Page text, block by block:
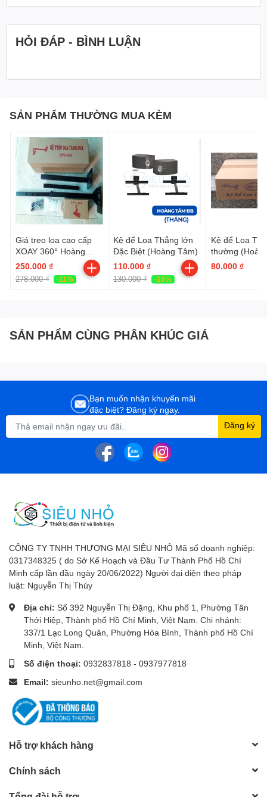
HỎI ĐÁP - BÌNH LUẬN
SẢN PHẨM THƯỜNG MUA KÈM
Giá treo loa cao cấp
XOAY 360° Hoàng
Tâm SPS808 + Tăng
đưa (Bộ)
250.000 ₫
278.000 ₫ -11%
Kệ để Loa Thẳng lớn
Đặc Biệt (Hoàng Tâm)
110.000 ₫
130.000 ₫ -16%
Kệ để Loa
thường
80.000 ₫
SẢN PHẨM CÙNG PHÂN KHÚC GIÁ
Bạn muốn nhận khuyến mãi
đặc biệt? Đăng ký ngay.
Đăng ký
CÔNG TY TNHH THƯƠNG MẠI SIÊU NHỎ Mã số doanh nghiệp:
0317348325 ( do Sở Kế Hoạch và Đầu Tư Thành Phố Hồ Chí
Minh cấp lần đầu ngày 20/06/2022) Người đại diện theo pháp
luật: Nguyễn Thị Thúy
Địa chỉ: Số 392 Nguyễn Thị Đặng, Khu phố 1, Phường Tân
Thới Hiệp, Thành phố Hồ Chí Minh, Việt Nam. Chi nhánh:
337/1 Lạc Long Quân, Phường Hòa Bình, Thành phố Hồ Chí
Minh, Việt Nam.
Số điện thoại: 0932837818 - 0937977818
Email: sieunho.net@gmail.com
Hỗ trợ khách hàng
Chính sách